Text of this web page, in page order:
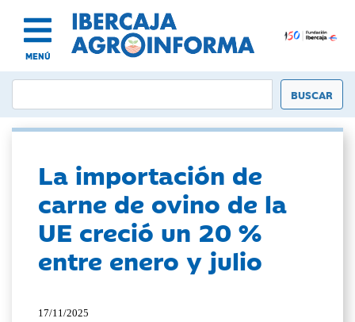
MENÚ
La importación de
carne de ovino de la
UE creció un 20 %
entre enero y julio
17/11/2025